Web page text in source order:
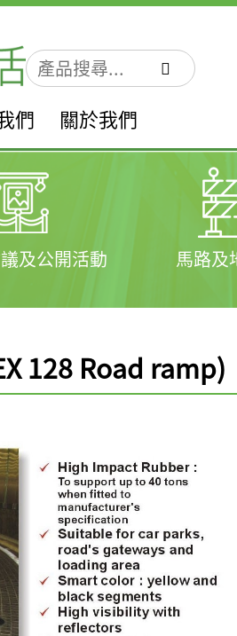
們 關於我們
及公開活動 馬路及
128 Road ramp)